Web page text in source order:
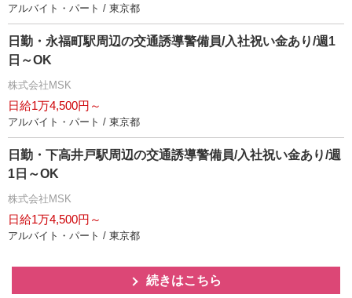
アルバイト・パート / 東京都
日勤・永福町駅周辺の交通誘導警備員/入社祝い金あり/週1
日～OK
株式会社MSK
日給1万4,500円～
アルバイト・パート / 東京都
日勤・下高井戸駅周辺の交通誘導警備員/入社祝い金あり/週
1日～OK
株式会社MSK
日給1万4,500円～
アルバイト・パート / 東京都
続きはこちら